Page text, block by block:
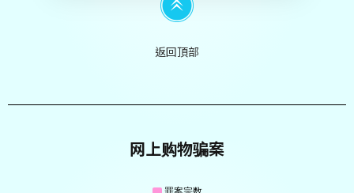
返回頂部
网上购物骗案